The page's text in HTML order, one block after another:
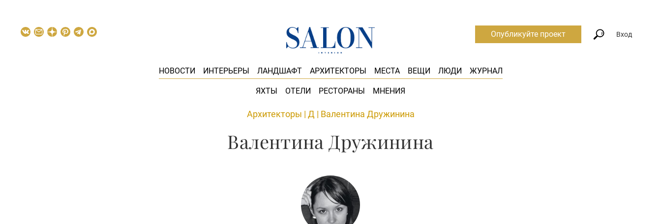
НОВОСТИ ИНТЕРЬЕРЫ ЛАНДШАФТ АРХИТЕКТОРЫ МЕСТА ВЕЩИ ЛЮДИ ЖУРНАЛ
ЯХТЫ ОТЕЛИ РЕСТОРАНЫ МНЕНИЯ
Опубликуйте проект Вход
Архитекторы | Д | Валентина Дружинина
Валентина Дружинина